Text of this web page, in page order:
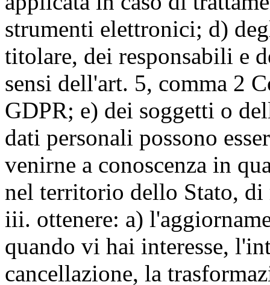
strumenti elettronici; d)
titolare, dei responsabili e
sensi dell'art. 5, comma 2
GDPR; e) dei soggetti o
dati personali possono
venirne a conoscenza in
nel territorio dello Stato,
iii. ottenere: a)
quando vi hai interesse,
cancellazione, la